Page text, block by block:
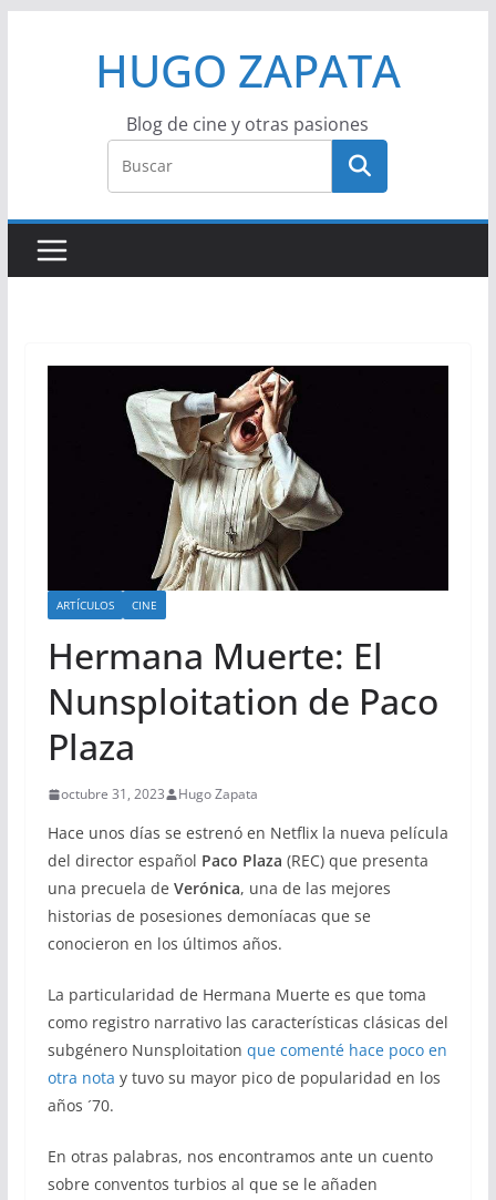
HUGO ZAPATA
Blog de cine y otras pasiones
ARTÍCULOS CINE
Hermana Muerte: El
Nunsploitation de Paco
Plaza
octubre 31, 2023 Hugo Zapata
Hace unos días se estrenó en Netflix la nueva película
del director español Paco Plaza (REC) que presenta
una precuela de Verónica, una de las mejores
historias de posesiones demoníacas que se
conocieron en los últimos años.
La particularidad de Hermana Muerte es que toma
como registro narrativo las características clásicas del
subgénero Nunsploitation que comenté hace poco en
otra nota y tuvo su mayor pico de popularidad en los
años ´70.
En otras palabras, nos encontramos ante un cuento
sobre conventos turbios al que se le añaden